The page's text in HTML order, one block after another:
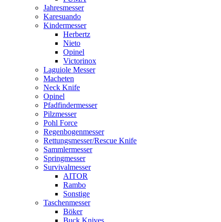
Jahresmesser
Karesuando
Kindermesser
Herbertz
Nieto
Opinel
Victorinox
Laguiole Messer
Macheten
Neck Knife
Opinel
Pfadfindermesser
Pilzmesser
Pohl Force
Regenbogenmesser
Rettungsmesser/Rescue Knife
Sammlermesser
Springmesser
Survivalmesser
AITOR
Rambo
Sonstige
Taschenmesser
Böker
Buck Knives